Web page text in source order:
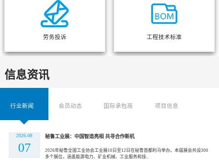
劳务投诉 工程技术标准
信息资讯
行业新闻 会员动态 国际承包商 项目信息
2026.08
07
秘鲁工业展：中国智造亮相 共寻合作新机
2026年秘鲁全国工业协会工业展10日至12日在秘鲁首都利马举办。本届展会共设300
多个展位，涵盖能源电力、矿业机械、工业服务和技..